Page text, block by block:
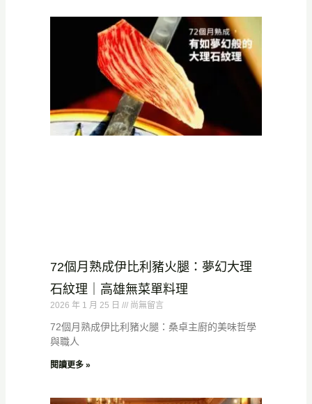
72個月熟成伊比利豬火腿：夢幻大理
石紋理｜高雄無菜單料理
2026 年 1 月 25 日 尚無留言
72個月熟成伊比利豬火腿：桑卓主廚的美味哲學
與職人
閱讀更多 »